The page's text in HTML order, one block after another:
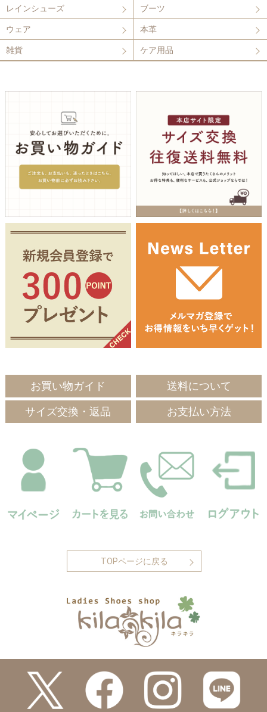
レインシューズ ブーツ
ウェア 本革
雑貨 ケア用品
お買い物ガイド 送料について
サイズ交換・返品 お支払い方法
TOPページに戻る